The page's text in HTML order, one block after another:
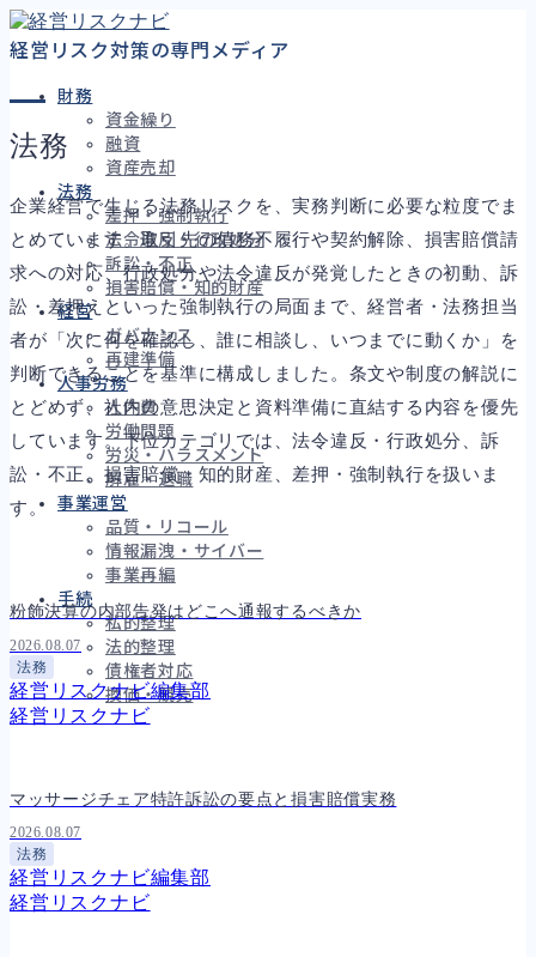
経営リスク対策の専門メディア
財務
資金繰り
融資
資産売却
法務
差押・強制執行
法令違反・行政処分
訴訟・不正
損害賠償・知的財産
経営
ガバナンス
再建準備
人事労務
人件費
労働問題
労災・ハラスメント
解雇・退職
事業運営
品質・リコール
情報漏洩・サイバー
事業再編
手続
私的整理
法的整理
債権者対応
換価・競売
資金繰り192
189
法務1,090
差押・強制執行
CATEGORY
法務
企業経営で生じる法務リスクを、実務判断に必要な粒度でま
とめています。取引先の債務不履行や契約解除、損害賠償請
求への対応、行政処分や法令違反が発覚したときの初動、訴
訟・差押えといった強制執行の局面まで、経営者・法務担当
者が「次に何を確認し、誰に相談し、いつまでに動くか」を
判断できることを基準に構成しました。条文や制度の解説に
とどめず、社内の意思決定と資料準備に直結する内容を優先
しています。下位カテゴリでは、法令違反・行政処分、訴
訟・不正、損害賠償・知的財産、差押・強制執行を扱いま
す。
粉飾決算の内部告発はどこへ通報するべきか
2026.08.07
法務
経営リスクナビ編集部
経営リスクナビ
マッサージチェア特許訴訟の要点と損害賠償実務
2026.08.07
法務
経営リスクナビ編集部
経営リスクナビ